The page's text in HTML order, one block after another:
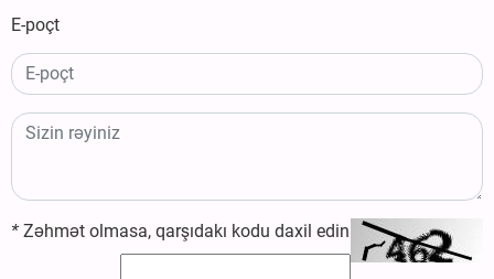
E-poçt
* Zəhmət olmasa, qarşıdakı kodu daxil edin